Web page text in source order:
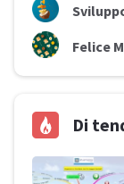
Felice
Di